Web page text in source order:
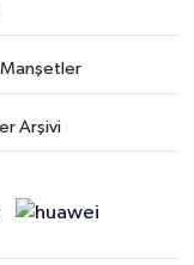
Manşetler
Arşivi